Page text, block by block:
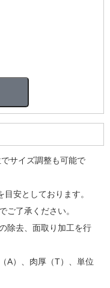
サイズ調整も可能で
安としております。
ご了承ください。
除去、面取り加工を行
A）、肉厚（T）、単位